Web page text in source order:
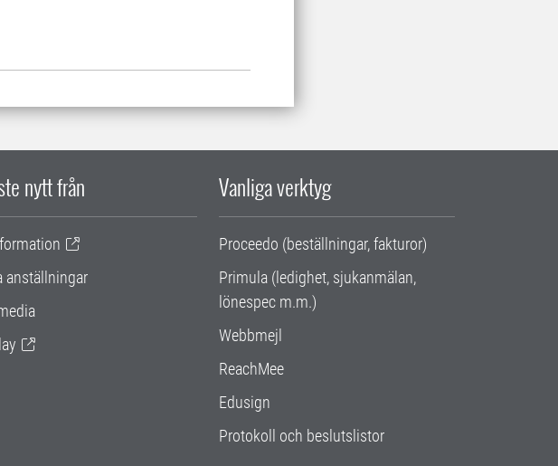
nytt från
anställningar
Vanliga verktyg
Proceedo (beställningar, fakturor)
Primula (ledighet, sjukanmälan,
lönespec m.m.)
Webbmejl
ReachMee
Edusign
Protokoll och beslutslistor